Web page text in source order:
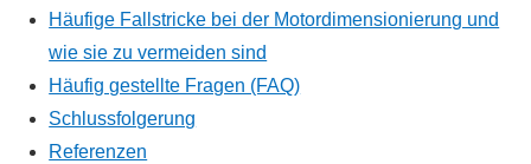
Häufige Fallstricke bei der Motordimensionierung und
wie sie zu vermeiden sind
Häufig gestellte Fragen (FAQ)
Schlussfolgerung
Referenzen